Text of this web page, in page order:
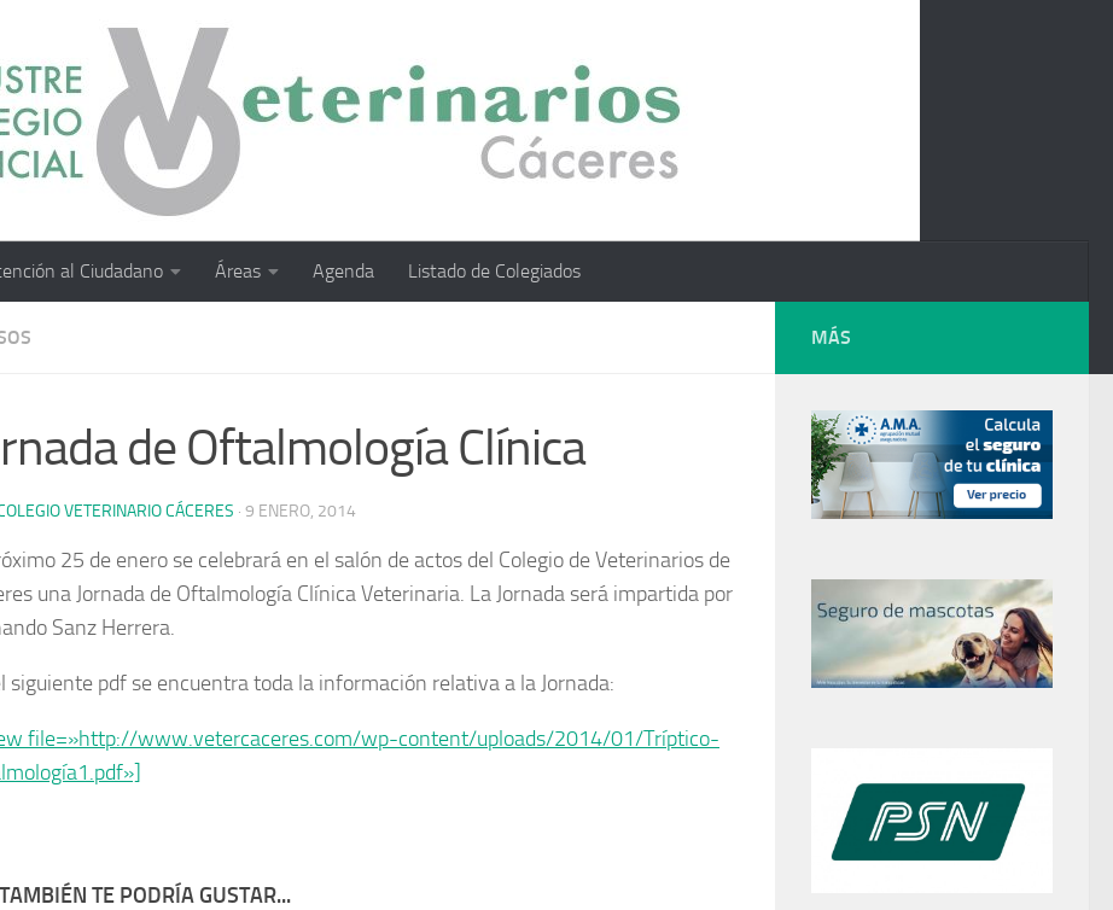
al Ciudadano Áreas Agenda Listado de Colegiados
de Oftalmología Clínica
VETERINARIO CÁCERES · 9 ENERO, 2014
25 de enero se celebrará en el salón de actos del Colegio de Veterinarios de
una Jornada de Oftalmología Clínica Veterinaria. La Jornada será impartida por
Sanz Herrera.
siguiente pdf se encuentra toda la información relativa a la Jornada:
file=»http://www.vetercaceres.com/wp-content/uploads/2014/01/Tríptico-
TAMBIÉN TE PODRÍA GUSTAR...
MÁS